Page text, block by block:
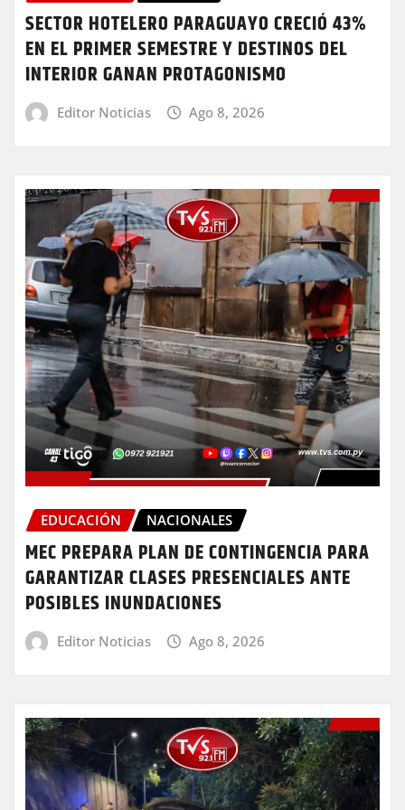
SECTOR HOTELERO PARAGUAYO CRECIÓ 43%
EN EL PRIMER SEMESTRE Y DESTINOS DEL
INTERIOR GANAN PROTAGONISMO
Editor Noticias Ago 8, 2026
EDUCACIÓN NACIONALES
MEC PREPARA PLAN DE CONTINGENCIA PARA
GARANTIZAR CLASES PRESENCIALES ANTE
POSIBLES INUNDACIONES
Editor Noticias Ago 8, 2026